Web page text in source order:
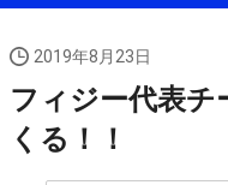
2019年8月23日
フィジー代表チ
くる！！